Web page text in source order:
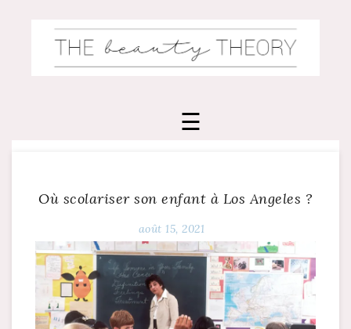
Où scolariser son enfant à Los Angeles ?
août 15, 2021